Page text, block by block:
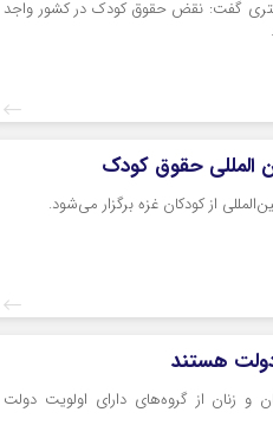
گفت: نقض حقوق کودک در کشور واجد
المللی حقوق کودک
از کودکان غزه برگزار می‌شود.
دولت هستند
زنان از گروه‌های دارای اولویت دولت